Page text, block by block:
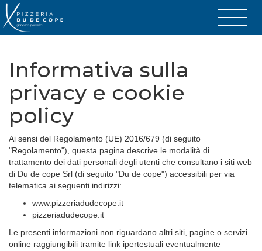
Informativa sulla
privacy e cookie
policy
Ai sensi del Regolamento (UE) 2016/679 (di seguito
"Regolamento"), questa pagina descrive le modalità di
trattamento dei dati personali degli utenti che consultano i siti web
di Du de cope Srl (di seguito "Du de cope") accessibili per via
telematica ai seguenti indirizzi:
www.pizzeriadudecope.it
pizzeriadudecope.it
Le presenti informazioni non riguardano altri siti, pagine o servizi
online raggiungibili tramite link ipertestuali eventualmente